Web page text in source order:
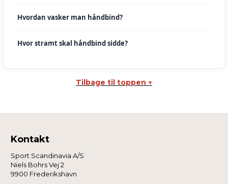
Hvordan vasker man håndbind?
Hvor stramt skal håndbind sidde?
Tilbage til toppen ↑
Kontakt
Sport Scandinavia A/S
Niels Bohrs Vej 2
9900 Frederikshavn